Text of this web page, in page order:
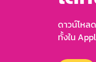
ดาวน์โหลด
ทั้งใน